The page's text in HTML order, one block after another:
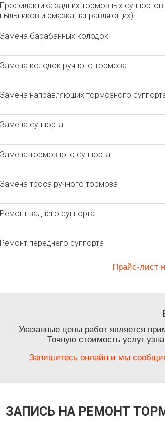
Профилактика задних тормозных
пыльников и смазка направляющих)
Замена барабанных колодок
Замена колодок ручного тормоза
Замена направляющих тормозного
Замена суппорта
Замена тормозного суппорта
Замена троса ручного тормоза
Ремонт заднего суппорта
Ремонт переднего суппорта
Прайс-лист
Указанные цены работ является
Точную стоимость услуг
Запишитесь онлайн и мы
ЗАПИСЬ НА РЕМОНТ